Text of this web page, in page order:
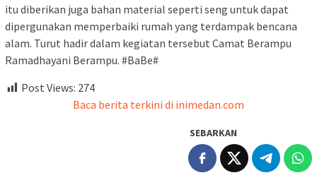
itu diberikan juga bahan material seperti seng untuk dapat
dipergunakan memperbaiki rumah yang terdampak bencana
alam. Turut hadir dalam kegiatan tersebut Camat Berampu
Ramadhayani Berampu. #BaBe#
Post Views: 274
Baca berita terkini di inimedan.com
SEBARKAN